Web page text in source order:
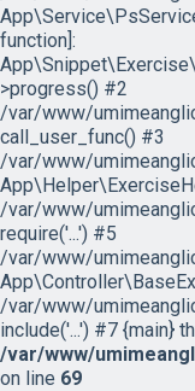
function]:
>progress() #2
/var/www/
call_user_func() #3
/var/www/
/var/www/
require('...') #5
/var/www/
/var/www/
include('...') #7 {main}
/var/www/
on line 69